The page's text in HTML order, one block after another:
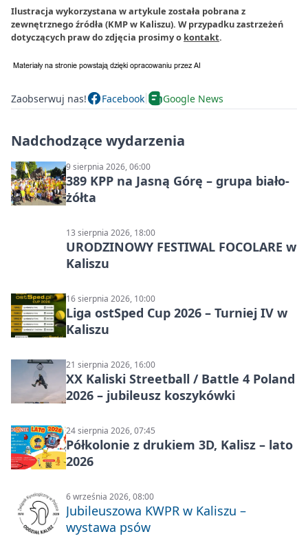
Ilustracja wykorzystana w artykule została pobrana z
zewnętrznego źródła (KMP w Kaliszu). W przypadku zastrzeżeń
dotyczących praw do zdjęcia prosimy o kontakt.
Zaobserwuj nas! Facebook Google News
Nadchodzące wydarzenia
9 sierpnia 2026, 06:00
389 KPP na Jasną Górę – grupa biało-
żółta
13 sierpnia 2026, 18:00
URODZINOWY FESTIWAL FOCOLARE w
Kaliszu
16 sierpnia 2026, 10:00
Liga ostSped Cup 2026 – Turniej IV w
Kaliszu
21 sierpnia 2026, 16:00
XX Kaliski Streetball / Battle 4 Poland
2026 – jubileusz koszykówki
24 sierpnia 2026, 07:45
Półkolonie z drukiem 3D, Kalisz – lato
2026
6 września 2026, 08:00
Jubileuszowa KWPR w Kaliszu –
wystawa psów